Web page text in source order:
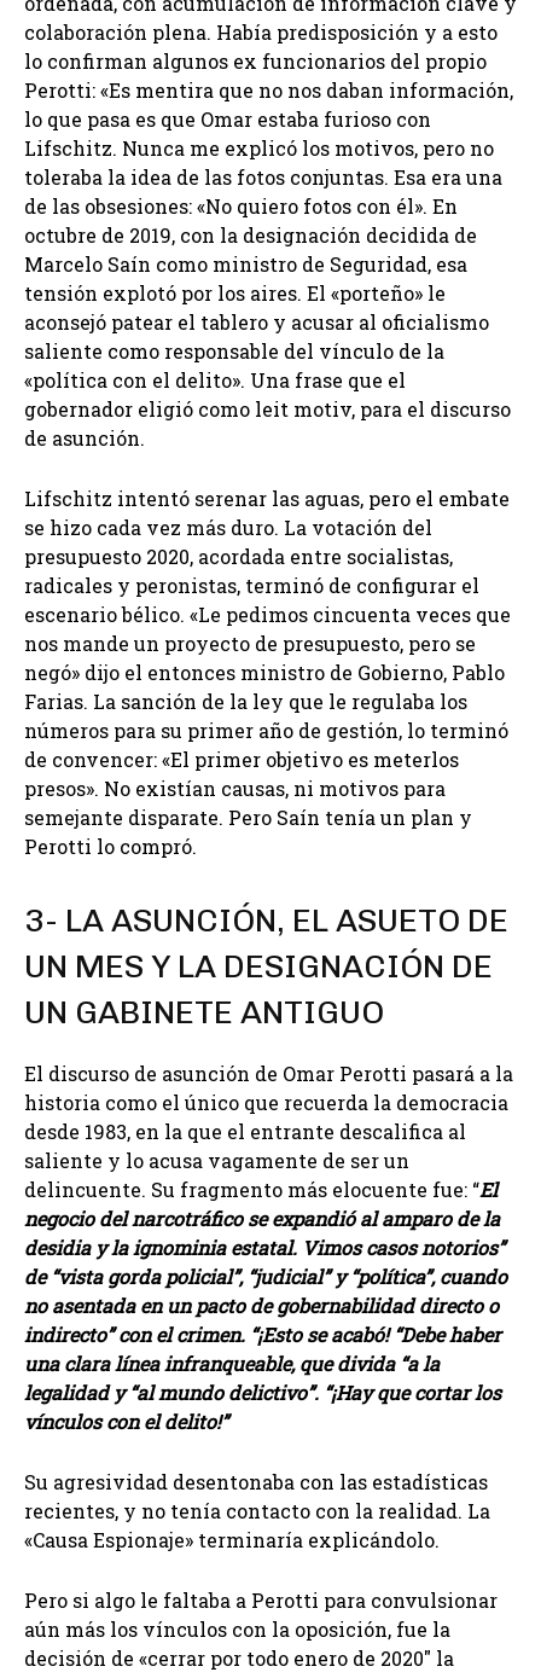
colaboración plena. Había predisposición y a esto
lo confirman algunos ex funcionarios del propio
Perotti: «Es mentira que no nos daban información,
lo que pasa es que Omar estaba furioso con
Lifschitz. Nunca me explicó los motivos, pero no
toleraba la idea de las fotos conjuntas. Esa era una
de las obsesiones: «No quiero fotos con él». En
octubre de 2019, con la designación decidida de
Marcelo Saín como ministro de Seguridad, esa
tensión explotó por los aires. El «porteño» le
aconsejó patear el tablero y acusar al oficialismo
saliente como responsable del vínculo de la
«política con el delito». Una frase que el
gobernador eligió como leit motiv, para el discurso
de asunción.
Lifschitz intentó serenar las aguas, pero el embate
se hizo cada vez más duro. La votación del
presupuesto 2020, acordada entre socialistas,
radicales y peronistas, terminó de configurar el
escenario bélico. «Le pedimos cincuenta veces que
nos mande un proyecto de presupuesto, pero se
negó» dijo el entonces ministro de Gobierno, Pablo
Farias. La sanción de la ley que le regulaba los
números para su primer año de gestión, lo terminó
de convencer: «El primer objetivo es meterlos
presos». No existían causas, ni motivos para
semejante disparate. Pero Saín tenía un plan y
Perotti lo compró.
3- LA ASUNCIÓN, EL ASUETO DE
UN MES Y LA DESIGNACIÓN DE
UN GABINETE ANTIGUO
El discurso de asunción de Omar Perotti pasará a la
historia como el único que recuerda la democracia
desde 1983, en la que el entrante descalifica al
saliente y lo acusa vagamente de ser un
delincuente. Su fragmento más elocuente fue: “El
negocio del narcotráfico se expandió al amparo de la
desidia y la ignominia estatal. Vimos casos notorios”
de “vista gorda policial”, “judicial” y “política”, cuando
no asentada en un pacto de gobernabilidad directo o
indirecto” con el crimen. “¡Esto se acabó! “Debe haber
una clara línea infranqueable, que divida “a la
legalidad y “al mundo delictivo”. “¡Hay que cortar los
vínculos con el delito!”
Su agresividad desentonaba con las estadísticas
recientes, y no tenía contacto con la realidad. La
«Causa Espionaje» terminaría explicándolo.
Pero si algo le faltaba a Perotti para convulsionar
aún más los vínculos con la oposición, fue la
decisión de «cerrar por todo enero de 2020″ la